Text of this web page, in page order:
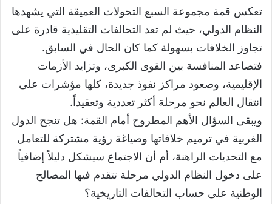
تعكس قمة مجموعة السبع التحولات العميقة التي يشهدها
النظام الدولي، حيث لم تعد التحالفات التقليدية قادرة على
تجاوز الخلافات بسهولة كما كان الحال في السابق.
فتصاعد المنافسة بين القوى الكبرى، وتزايد الأزمات
الإقليمية، وصعود مراكز نفوذ جديدة، كلها مؤشرات على
انتقال العالم نحو مرحلة أكثر تعددية وتعقيداً.
ويبقى السؤال الأهم المطروح أمام القمة: هل تنجح الدول
الغربية في ترميم خلافاتها وصياغة رؤية مشتركة للتعامل
مع التحديات الراهنة، أم أن الاجتماع سيشكل دليلاً إضافياً
على دخول النظام الدولي مرحلة تتقدم فيها المصالح
الوطنية على حساب التحالفات التاريخية؟